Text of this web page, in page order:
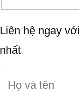
Liên hệ ngay
nhất